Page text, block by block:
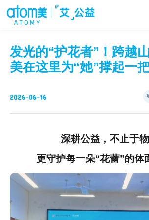
发光的“护花者”！跨越
美在这里为“她”撑起一
2026-06-16
深耕公益，不止于
更守护每一朵“花蕾”的体